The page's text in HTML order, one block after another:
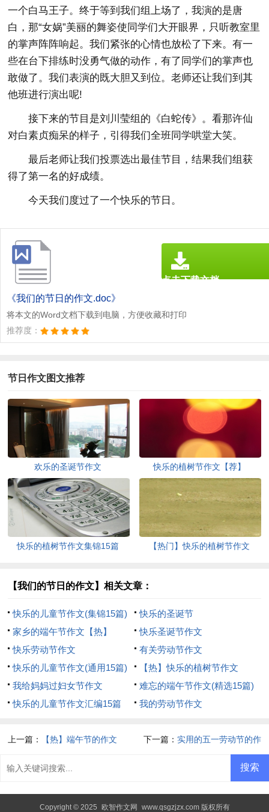
一个白马王子。终于等到我们组上场了，我演的是唐
白，那“女娲”美丽的舞姿使同学们大开眼界，只听教室里
的掌声阵阵响起。我们紧张的心情也放松了下来。有一
些在台下排练时没勇气做的动作，有了同学们的掌声也
敢做了。我们表演的既大胆又到位。老师还让我们到其
他班进行演出呢!
接下来的节目是刘川莹组的《白蛇传》。看那许仙
对白素贞痴呆的样子，引得我们全班同学哄堂大笑。
最后老师让我们投票选出最佳节目，结果我们组获
得了第一名的好成绩。
今天我们度过了一个快乐的节日。
《我们的节日的作文.doc》
将本文的Word文档下载到电脑，方便收藏和打印
推荐度：
点击下载文档
节日作文图文推荐
欢乐的圣诞节作文 快乐的植树节作文【荐】
快乐的植树节作文集锦15篇 【热门】快乐的植树节作文
【我们的节日的作文】相关文章：
快乐的儿童节作文(集锦15篇)
快乐的圣诞节
家乡的端午节作文【热】
快乐圣诞节作文
快乐劳动节作文
有关劳动节作文
快乐的儿童节作文(通用15篇)
【热】快乐的植树节作文
我给妈妈过妇女节作文
难忘的端午节作文(精选15篇)
快乐的儿童节作文汇编15篇
我的劳动节作文
上一篇： 【热】端午节的作文 下一篇： 实用的五一劳动节的作
Copyright © 2025 欧智作文网 www.qsgzjzx.com 版权所有